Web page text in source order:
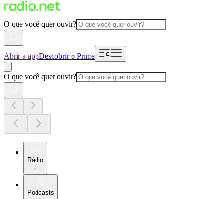
O que você quer ouvir?
Abrir a appDescobrir o Prime
O que você quer ouvir?
Rádio
Podcasts